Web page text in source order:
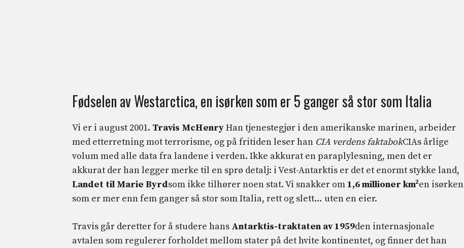
Fødselen av Westarctica, en isørken som er 5 ganger så stor som Italia
Vi er i august 2001. Travis McHenryHan tjenestegjør i den amerikanske marinen, arbeider
med etterretning mot terrorisme, og på fritiden leser han CIA verdens faktabokCIAs årlige
volum med alle data fra landene i verden. Ikke akkurat en paraplylesning, men det er
akkurat der han legger merke til en sprø detalj: i Vest-Antarktis er det et enormt stykke land,
Landet til Marie Byrdsom ikke tilhører noen stat. Vi snakker om 1,6 millioner km²en isørken
som er mer enn fem ganger så stor som Italia, rett og slett… uten en eier.
Travis går deretter for å studere hans Antarktis-traktaten av 1959den internasjonale
avtalen som regulerer forholdet mellom stater på det hvite kontinentet, og finner det han